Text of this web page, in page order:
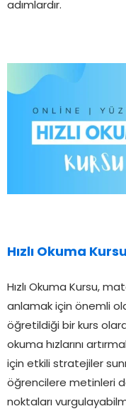
adımlardır.
Hızlı Okuma Kursu
Hızlı Okuma Kursu,
anlamak için önemli
öğretildiği bir kurs
okuma hızlarını
için etkili stratejiler
öğrencilere metinleri
noktaları